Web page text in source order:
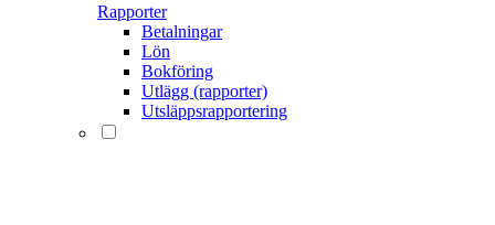
Rapporter
Betalningar
Lön
Bokföring
Utlägg (rapporter)
Utsläppsrapportering